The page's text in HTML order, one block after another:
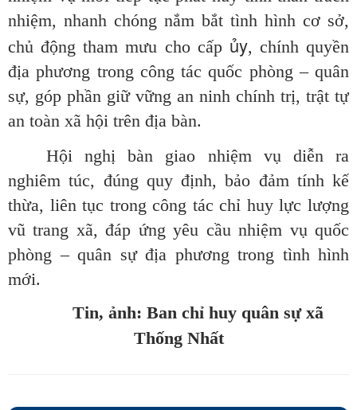
nhiệm, nhanh chóng nắm bắt tình hình cơ sở,
chủ động tham mưu cho cấp ủy, chính quyền
địa phương trong công tác quốc phòng – quân
sự, góp phần giữ vững an ninh chính trị, trật tự
an toàn xã hội trên địa bàn.
Hội nghị bàn giao nhiệm vụ diễn ra
nghiêm túc, đúng quy định, bảo đảm tính kế
thừa, liên tục trong công tác chỉ huy lực lượng
vũ trang xã, đáp ứng yêu cầu nhiệm vụ quốc
phòng – quân sự địa phương trong tình hình
mới.
Tin, ảnh: Ban chỉ huy quân sự xã
Thống Nhất